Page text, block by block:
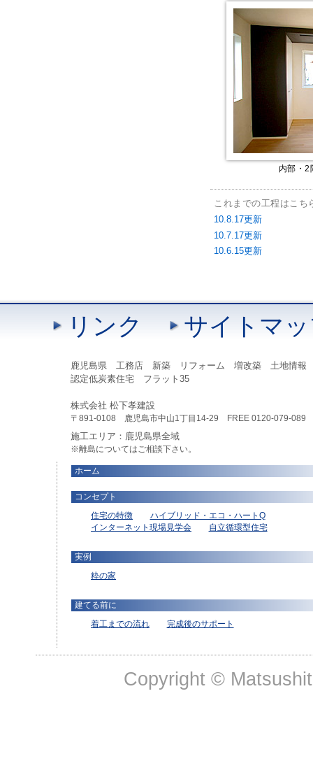
内部・2
これまでの工程はこち
10.8.17更新
10.7.17更新
10.6.15更新
リンク サイトマ
鹿児島県 工務店 新築 リフォーム 増改築 土地情報
認定低炭素住宅 フラット35
株式会社 松下孝建設
〒891-0108 鹿児島市中山1丁目14-29 FREE 0120-079-089
施工エリア：鹿児島県全域
※離島についてはご相談下さい。
ホーム
コンセプト
住宅の特徴
ハイブリッド・エコ・ハートQ
インターネット現場見学会
自立循環型住宅
実例
粋の家
建てる前に
着工までの流れ 完成後のサポート
Copyright ©